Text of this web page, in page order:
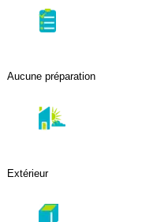
Aucune préparation
Extérieur